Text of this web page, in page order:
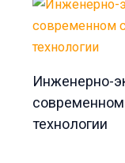
Инженерно-
современном
технологии